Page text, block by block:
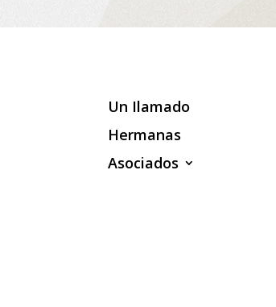
Un Ilamado
Hermanas
Asociados